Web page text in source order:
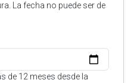
La fecha no puede ser de
de 12 meses desde la